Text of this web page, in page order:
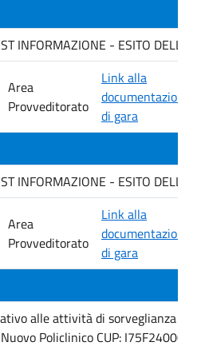
INFORMAZIONE - ESITO DELLA
Area
Provveditorato
Link alla
documentazione
di gara
INFORMAZIONE - ESITO
Area
Provveditorato
Link alla
documentazione
di gara
alle attività di sorveglianza e
Policlinico CUP: